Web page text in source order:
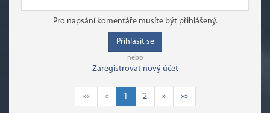
Pro napsání komentáře musíte být přihlášený.
Přihlásit se
nebo
Zaregistrovat nový účet
«« « 1 2 » »»